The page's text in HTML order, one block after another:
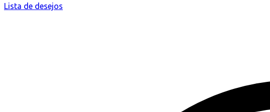
Lista de desejos